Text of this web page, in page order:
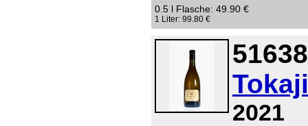
0.5 l Flasche: 49.90 €
1 Liter: 99.80 €
2021